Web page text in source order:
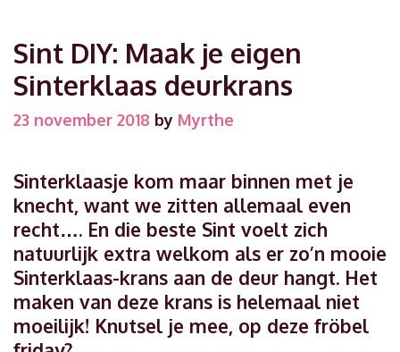
Sint DIY: Maak je eigen
Sinterklaas deurkrans
23 november 2018 by Myrthe
Sinterklaasje kom maar binnen met je
knecht, want we zitten allemaal even
recht…. En die beste Sint voelt zich
natuurlijk extra welkom als er zo’n mooie
Sinterklaas-krans aan de deur hangt. Het
maken van deze krans is helemaal niet
moeilijk! Knutsel je mee, op deze fröbel